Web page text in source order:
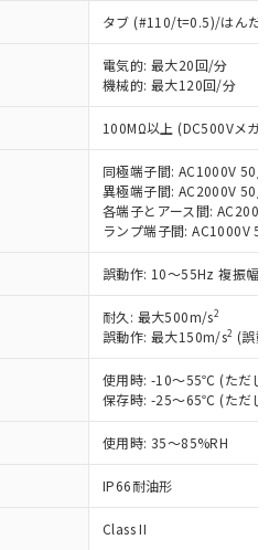
タブ (#110/t=0.5)/はんだづ
電気的: 最大20回/分
機械的: 最大120回/分
100MΩ以上 (DC500Vメガ)
同極端子間: AC1000V 50/
異極端子間: AC2000V 50/
各端子とアース間:
ランプ端子間: AC1000V
誤動作: 10～55Hz 複振幅
耐久: 最大500m/s2
誤動作: 最大150m/s2 (誤動
使用時: -10～55℃ (ただし
保存時: -25～65℃ (ただし
使用時: 35～85%RH
IP66耐油形
Class II
みいただき、同意のうえ
、当社制御機器事業取扱
させていただくもので
事業取扱商品の中には、
対象外となる商品もある
ください。
び標準価格照会結果は、
更新日時点での社内デー
成されるものであり、閲
での実際の在庫および標
なる場合があることをご
指令（10物質）の
製品が提供可能な商品で
指令（10物質）の非含
に切り替える予定のある
RoHS指令（10物質）の
商品で、対応品を出す予
RoHS指令（10物質）の
を調査中または確認中の
ンス料など無形物で、有
のない商品です。
り、非含有部品として
品と判明した場合などや
とがあります。
：
銀(Hg) 1000ppm以下、 カド
以下、ポリ臭化ビフェニル
料含有率が中国RoHSの
ことを示します。
料含有率が中国RoHSの
ることを示します。
す。当社販売部門へお問
値 (GB/T26572)：
ら貴社製品のうち、外国
国貿易法に定める商品
貨物等」という）を輸出
の提供する場合は、日本
許可(または役務取引許
などの必要な手続きを